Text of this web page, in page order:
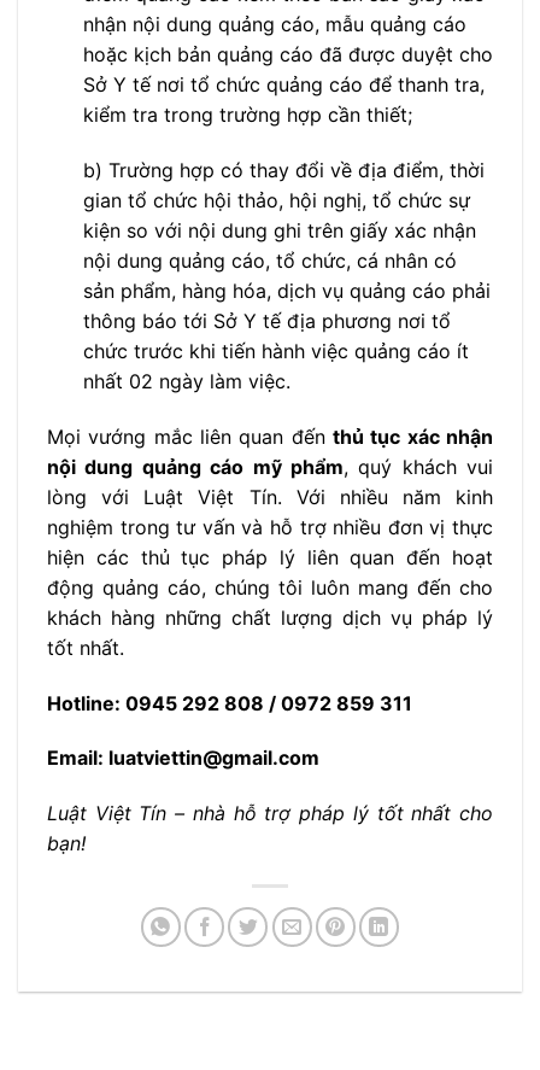
nhận nội dung quảng cáo, mẫu quảng cáo
hoặc kịch bản quảng cáo đã được duyệt cho
Sở Y tế nơi tổ chức quảng cáo để thanh tra,
kiểm tra trong trường hợp cần thiết;
b) Trường hợp có thay đổi về địa điểm, thời
gian tổ chức hội thảo, hội nghị, tổ chức sự
kiện so với nội dung ghi trên giấy xác nhận
nội dung quảng cáo, tổ chức, cá nhân có
sản phẩm, hàng hóa, dịch vụ quảng cáo phải
thông báo tới Sở Y tế địa phương nơi tổ
chức trước khi tiến hành việc quảng cáo ít
nhất 02 ngày làm việc.
Mọi vướng mắc liên quan đến thủ tục xác nhận
nội dung quảng cáo mỹ phẩm, quý khách vui
lòng với Luật Việt Tín. Với nhiều năm kinh
nghiệm trong tư vấn và hỗ trợ nhiều đơn vị thực
hiện các thủ tục pháp lý liên quan đến hoạt
động quảng cáo, chúng tôi luôn mang đến cho
khách hàng những chất lượng dịch vụ pháp lý
tốt nhất.
Hotline: 0945 292 808 / 0972 859 311
Email: luatviettin@gmail.com
Luật Việt Tín – nhà hỗ trợ pháp lý tốt nhất cho
bạn!